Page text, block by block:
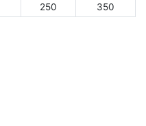
250 350